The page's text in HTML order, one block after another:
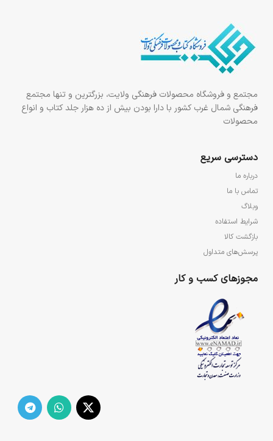
مجتمع و فروشگاه محصولات فرهنگی ولایت، بزرگترین و تنها مجتمع
فرهنگی شمال غرب کشور با دارا بودن بیش از ده هزار جلد کتاب و انواع
محصولات
دسترسی سریع
درباره ما
تماس با ما
وبلاگ
شرایط استفاده
بازگشت کالا
پرسش‌های متداول
مجوزهای کسب و کار